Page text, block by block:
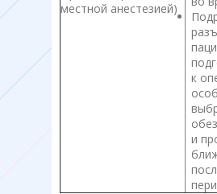
местной анестезией)
к
и